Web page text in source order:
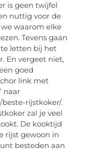
is geen twijfel
nuttig voor de
waarom elke
Tevens gaan
letten bij het
En vergeet niet,
goed
link met
naar
rijstkoker/.
zal je veel
De kooktijd
rijst gewoon in
besteden aan